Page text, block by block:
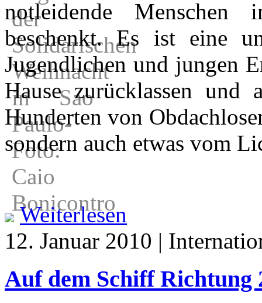
notleidende Menschen
beschenkt. Es ist eine
Jugendlichen und jungen
Hause zurücklassen und
Hunderten von
sondern auch etwas vom
Weiterlesen
12. Januar 2010 |
Auf dem Schiff Richtung